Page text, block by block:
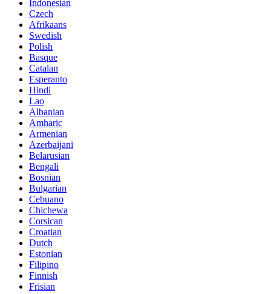
Indonesian
Czech
Afrikaans
Swedish
Polish
Basque
Catalan
Esperanto
Hindi
Lao
Albanian
Amharic
Armenian
Azerbaijani
Belarusian
Bengali
Bosnian
Bulgarian
Cebuano
Chichewa
Corsican
Croatian
Dutch
Estonian
Filipino
Finnish
Frisian